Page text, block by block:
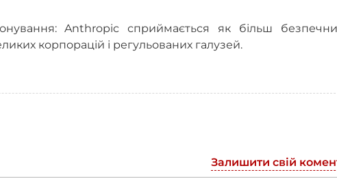
Anthropic сприймається як більш
корпорацій і регульованих галузей.
Залишити свій